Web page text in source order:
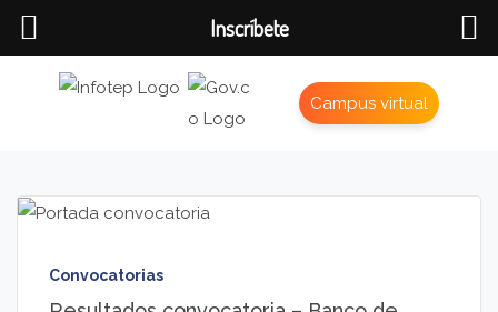
Campus virtual
Convocatorias
Inscríbete